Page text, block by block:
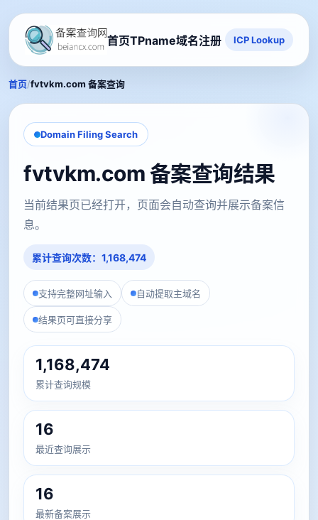
首页TPname域名注册 ICP Lookup
首页/fvtvkm.com 备案查询
Domain Filing Search
fvtvkm.com 备案查询结果
当前结果页已经打开，页面会自动查询并展示备案信
息。
累计查询次数：1,168,474
支持完整网址输入 自动提取主域名
结果页可直接分享
1,168,474
累计查询规模
16
最近查询展示
16
最新备案展示